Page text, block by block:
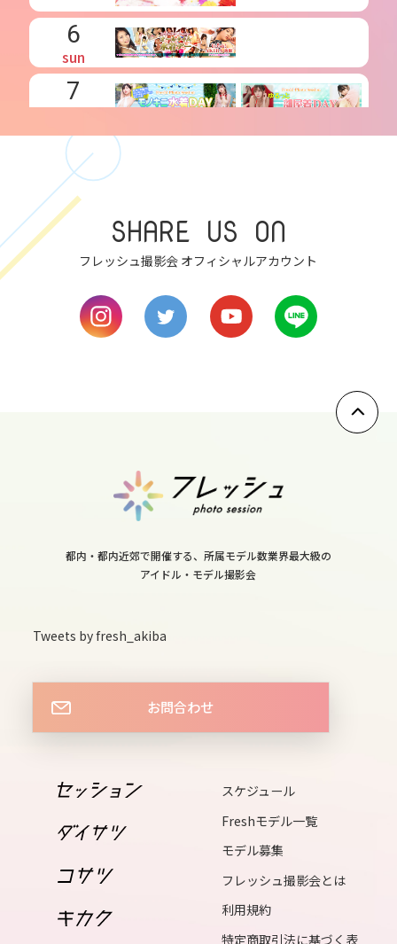
6
sun
7
mon
8
tue
thu
11
15
16
wed
17
thu
18
19
sun
21
mon
SHARE US ON
フレッシュ撮影会 オフィシャルアカウント
都内・都内近郊で開催する、所属モデル数業界最大級の
アイドル・モデル撮影会
Tweets by fresh_akiba
お問合わせ
スケジュール
Freshモデル一覧
モデル募集
フレッシュ撮影会とは
利用規約
特定商取引法に基づく表